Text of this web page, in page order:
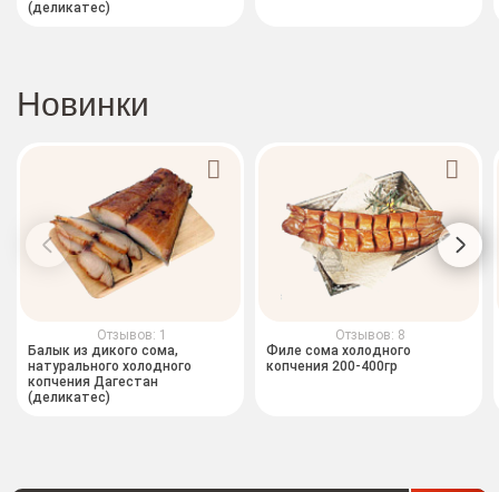
(деликатес)
Новинки
Отзывов: 1
Балык из дикого сома,
натурального холодного
копчения Дагестан
(деликатес)
Отзывов: 8
Филе сома холодного
копчения 200-400гр